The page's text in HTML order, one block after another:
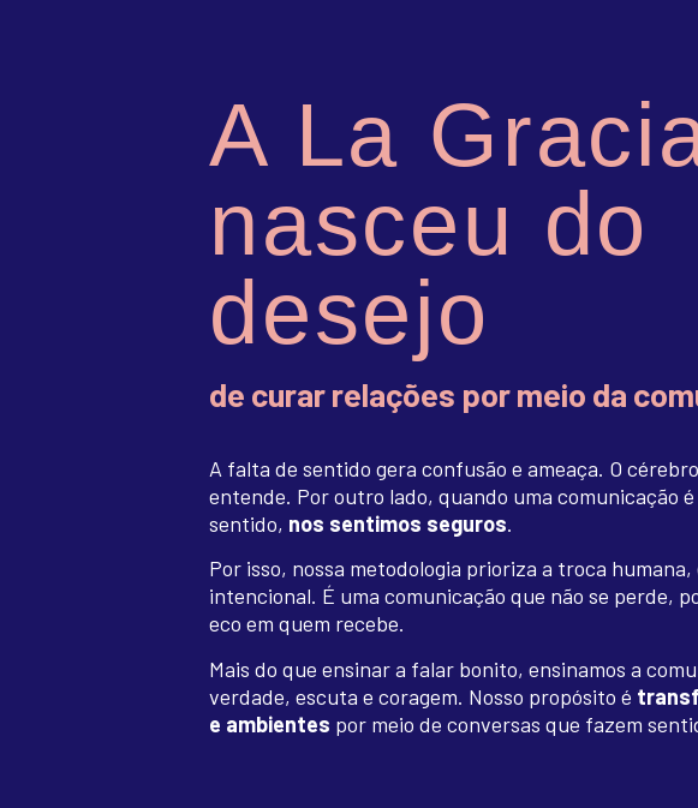
A La
nasceu do
desejo
de curar relações por meio da
A falta de sentido gera confusão e ameaça. O
entende. Por outro lado, quando uma comunicação
sentido, nos sentimos seguros.
Por isso, nossa metodologia prioriza a troca humana,
intencional. É uma comunicação que não se perde,
eco em quem recebe.
Mais do que ensinar a falar bonito, ensinamos a
verdade, escuta e coragem. Nosso propósito é
e ambientes por meio de conversas que fazem